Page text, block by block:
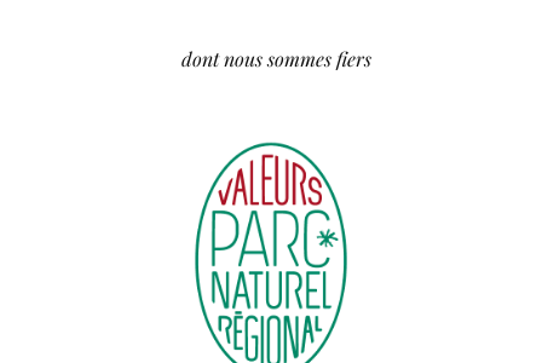
dont nous sommes fiers